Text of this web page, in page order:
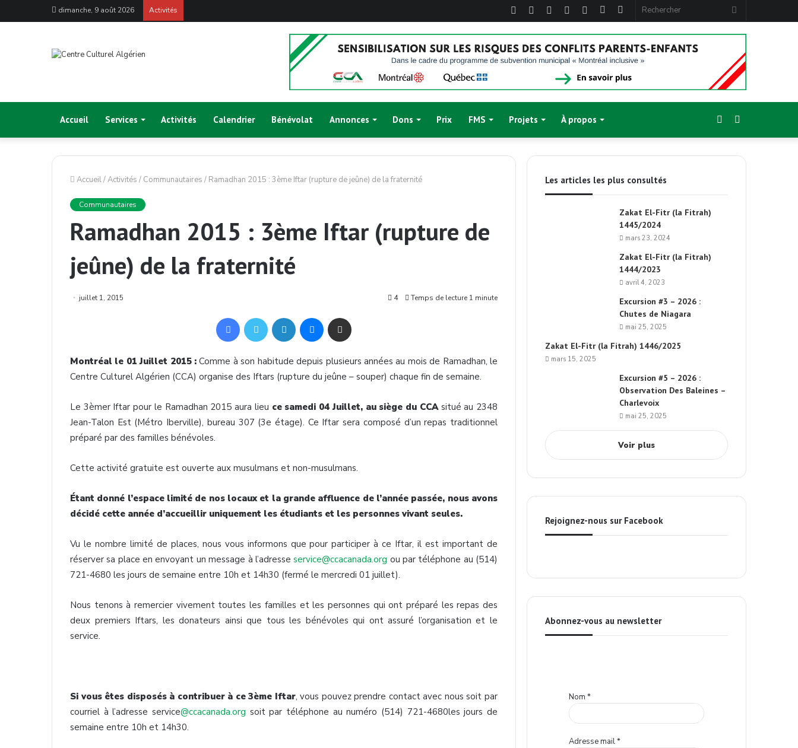
dimanche, 9 août 2026 Activités
Sidebar
(barre
latérale)
Article
Aléatoire
Instagram
YouTube
Linkedin
Twitter
Facebook
Accueil Services Activités Calendrier Bénévolat Annonces Dons Prix FMS Projets À propos
skin
Sidebar
(barre
Accueil/Activités / Communautaires / Ramadhan 2015 : 3ème Iftar (rupture de jeûne) de la fraternité
Communautaires
Ramadhan 2015 : 3ème Iftar (rupture de
jeûne) de la fraternité
juillet 1, 2015 4 Temps de lecture 1 minute
Montréal le 01 Juillet 2015 : Comme à son habitude depuis plusieurs années au mois de Ramadhan, le
Centre Culturel Algérien (CCA) organise des Iftars (rupture du jeûne – souper) chaque fin de semaine.
Le 3èmer Iftar pour le Ramadhan 2015 aura lieu ce samedi 04 Juillet, au siège du CCAsitué au 2348
Jean-Talon Est (Métro Iberville), bureau 307 (3e étage). Ce Iftar sera composé d’un repas traditionnel
préparé par des familles bénévoles.
Cette activité gratuite est ouverte aux musulmans et non-musulmans.
Étant donné l’espace limité de nos locaux et la grande affluence de l’année passée, nous avons
décidé cette année d’accueillir uniquement les étudiants et les personnes vivant seules.
Vu le nombre limité de places, nous vous informons que pour participer à ce Iftar, il est important de
réserver sa place en envoyant un message à l’adresseservice@ccacanada.org ou par téléphone au (514)
721-4680 les jours de semaine entre 10h et 14h30 (fermé le mercredi 01 juillet).
Nous tenons à remercier vivement toutes les familles et les personnes qui ont préparé les repas des
deux premiers Iftars, les donateurs ainsi que tous les bénévoles qui ont assuré l’organisation et le
service.
Si vous êtes disposés à contribuer à ce 3ème Iftar, vous pouvez prendre contact avec nous soit par
courriel à l’adresse service@ccacanada.org soit par téléphone au numéro (514) 721-4680les jours de
semaine entre 10h et 14h30.
Les articles les plus consultés
Zakat El-Fitr (la Fitrah)
1445/2024
mars 23, 2024
Zakat El-Fitr (la Fitrah)
1444/2023
avril 4, 2023
Excursion #3 – 2026 :
Chutes de Niagara
mai 25, 2025
Zakat El-Fitr (la Fitrah) 1446/2025
mars 15, 2025
Excursion #5 – 2026 :
Observation Des Baleines –
Charlevoix
mai 25, 2025
Voir plus
Rejoignez-nous sur Facebook
Abonnez-vous au newsletter
Nom*
Adresse mail*